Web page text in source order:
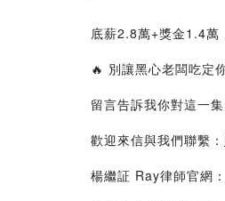
底薪2.8萬+獎金1.4萬
🔥 別讓黑心老闆吃定
留言告訴我你對這一
歡迎來信與我們聯繫：
楊繼証 Ray律師官網：